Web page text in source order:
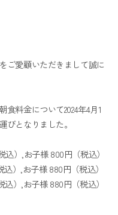
ご愛顧いただきまして誠に
料金について2024年4月1
びとなりました。
,お子様 800円（税込）
,お子様 880円（税込）
）,お子様 880円（税込）